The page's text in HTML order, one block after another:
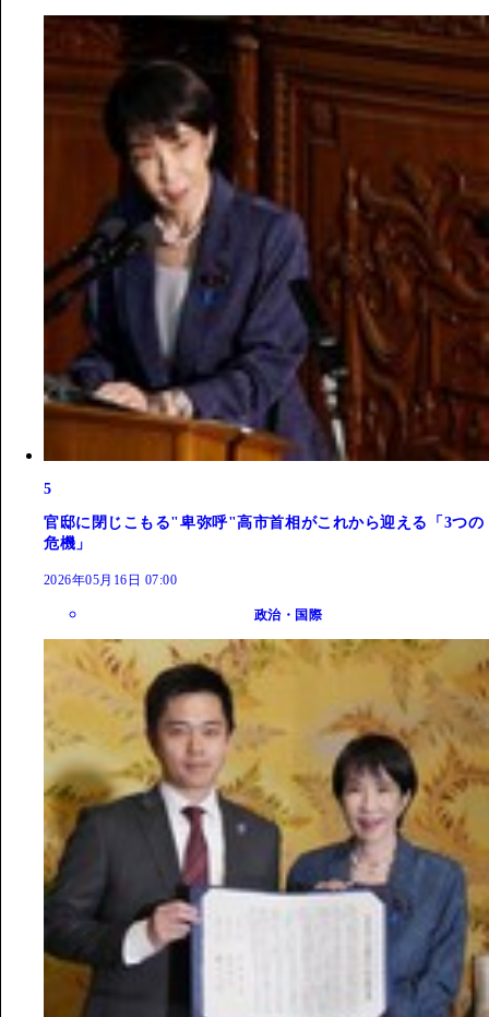
5
官邸に閉じこもる"卑弥呼"高市首相がこれから迎える「3つの
危機」
2026年05月16日 07:00
政治・国際